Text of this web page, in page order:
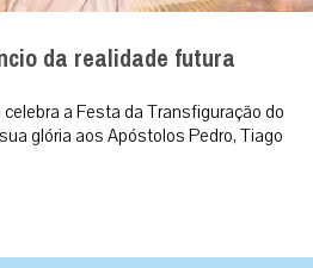
da realidade futura
a Festa da Transfiguração do
glória aos Apóstolos Pedro, Tiago